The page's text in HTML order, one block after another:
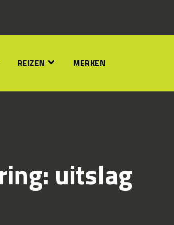
REIZEN MERKEN
uitslag